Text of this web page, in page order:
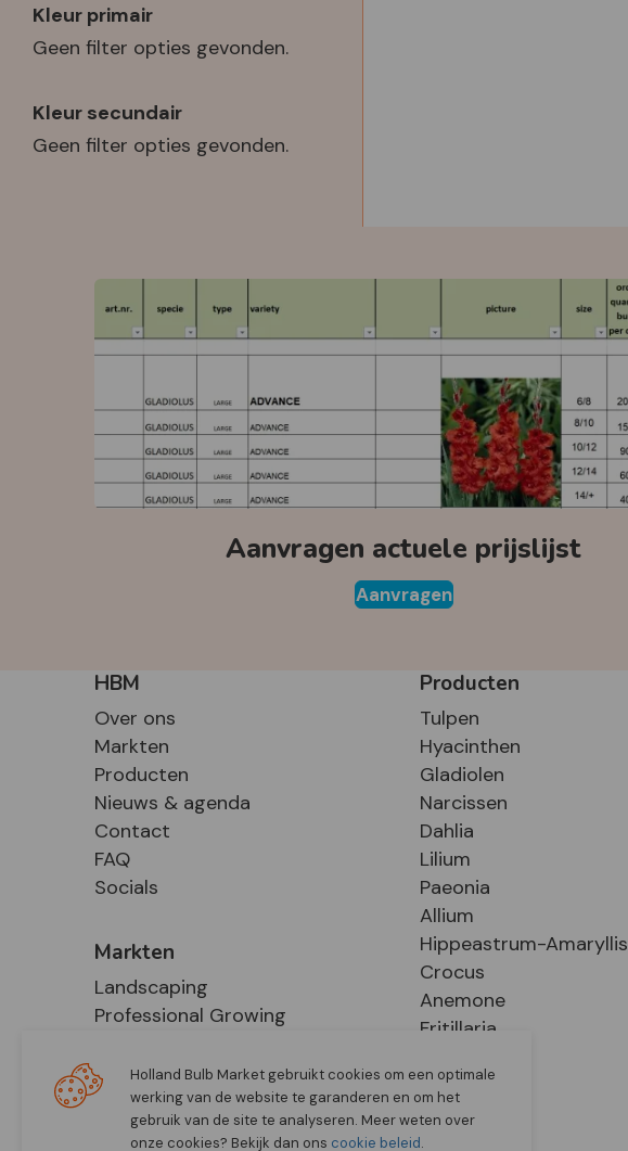
Kleur primair
Geen filter opties gevonden.
Kleur secundair
Geen filter opties gevonden.
Aanvragen actuele prijslijst
Aanvragen
HBM
Over ons
Markten
Producten
Nieuws & agenda
Contact
FAQ
Socials
Markten
Landscaping
Professional Growing
Retail
Producten
Tulpen
Hyacinthen
Gladiolen
Narcissen
Dahlia
Lilium
Paeonia
Allium
Hippeastrum-Amaryllis
Crocus
Anemone
Fritillaria
Holland Bulb Market gebruikt cookies om een optimale
werking van de website te garanderen en om het
gebruik van de site te analyseren. Meer weten over
onze cookies? Bekijk dan ons cookie beleid.